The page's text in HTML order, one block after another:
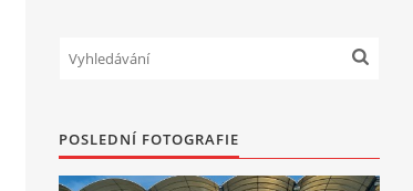
POSLEDNÍ FOTOGRAFIE